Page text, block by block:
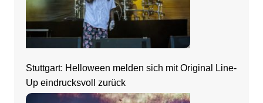
Stuttgart: Helloween melden sich mit Original Line-
Up eindrucksvoll zurück